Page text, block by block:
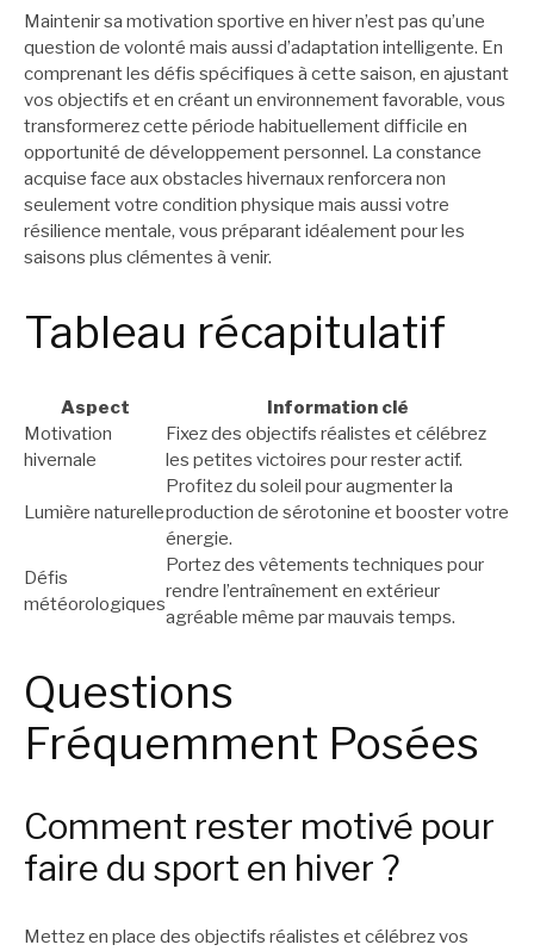
Maintenir sa motivation sportive en hiver n’est pas qu’une
question de volonté mais aussi d’adaptation intelligente. En
comprenant les défis spécifiques à cette saison, en ajustant
vos objectifs et en créant un environnement favorable, vous
transformerez cette période habituellement difficile en
opportunité de développement personnel. La constance
acquise face aux obstacles hivernaux renforcera non
seulement votre condition physique mais aussi votre
résilience mentale, vous préparant idéalement pour les
saisons plus clémentes à venir.
Tableau récapitulatif
Aspect
Information clé
Motivation
hivernale
Fixez des objectifs réalistes et célébrez
les petites victoires pour rester actif.
Lumière naturelle
Profitez du soleil pour augmenter la
production de sérotonine et booster votre
énergie.
Défis
météorologiques
Portez des vêtements techniques pour
rendre l’entraînement en extérieur
agréable même par mauvais temps.
Questions
Fréquemment Posées
Comment rester motivé pour
faire du sport en hiver ?
Mettez en place des objectifs réalistes et célébrez vos